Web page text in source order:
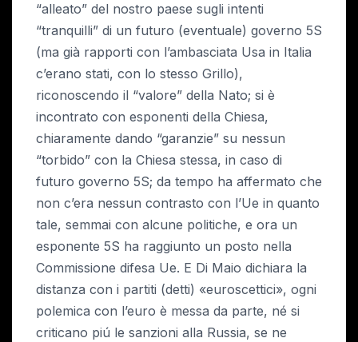
“alleato” del nostro paese sugli intenti
“tranquilli” di un futuro (eventuale) governo 5S
(ma già rapporti con l’ambasciata Usa in Italia
c’erano stati, con lo stesso Grillo),
riconoscendo il “valore” della Nato; si è
incontrato con esponenti della Chiesa,
chiaramente dando “garanzie” su nessun
“torbido” con la Chiesa stessa, in caso di
futuro governo 5S; da tempo ha affermato che
non c’era nessun contrasto con l’Ue in quanto
tale, semmai con alcune politiche, e ora un
esponente 5S ha raggiunto un posto nella
Commissione difesa Ue. E Di Maio dichiara la
distanza con i partiti (detti) «euroscettici», ogni
polemica con l’euro è messa da parte, né si
criticano piú le sanzioni alla Russia, se ne